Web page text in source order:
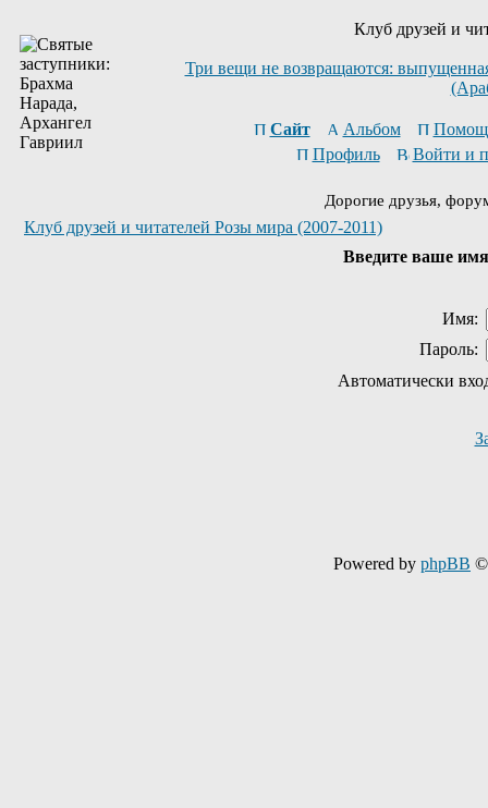
Клуб друзей и
Три вещи не возвращаются:
Сайт Альбом
Профиль
Войти и
Дорогие друзья,
Клуб друзей и читателей Розы мира (2007-2011)
Введите ваше
Имя:
Пароль:
Автоматически
Powered by phpBB ©